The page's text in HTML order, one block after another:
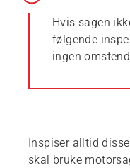
Hvis sagen
følgende
ingen
Inspiser alltid
skal bruke